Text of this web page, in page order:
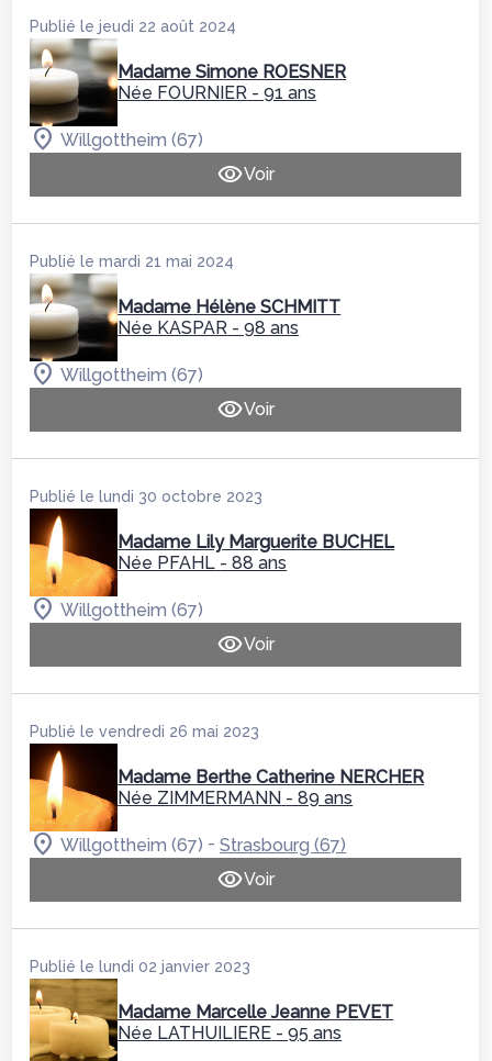
Publié le jeudi 22 août 2024
Madame Simone ROESNER
Née FOURNIER - 91 ans
Willgottheim (67)
Voir
Publié le mardi 21 mai 2024
Madame Hélène SCHMITT
Née KASPAR - 98 ans
Willgottheim (67)
Voir
Publié le lundi 30 octobre 2023
Madame Lily Marguerite BUCHEL
Née PFAHL - 88 ans
Willgottheim (67)
Voir
Publié le vendredi 26 mai 2023
Madame Berthe Catherine NERCHER
Née ZIMMERMANN - 89 ans
Willgottheim (67) -Strasbourg (67)
Voir
Publié le lundi 02 janvier 2023
Madame Marcelle Jeanne PEVET
Née LATHUILIERE - 95 ans